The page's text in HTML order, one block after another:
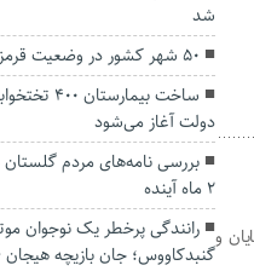
و
شد
۵۰ شهر کشور در وضعیت قرمز و نارنجی
ساخت
دولت آغاز می‌شود
بررسی نامه‌های مردم
۲ ماه آینده
رانندگی پرخطر یک نوجوان
گنبدکاووس؛ جان بازیچه هیجان